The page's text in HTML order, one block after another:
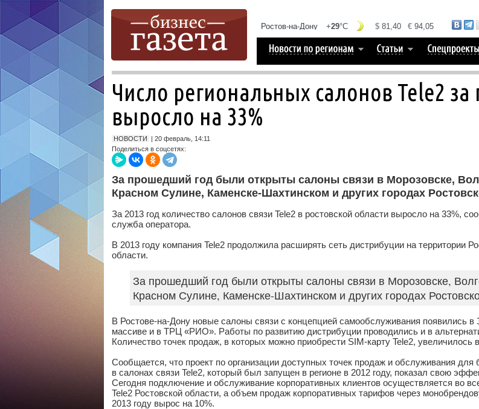
Число региональных салонов Tele2 за
выросло на 33%
НОВОСТИ
| 20 февраль, 14:11
Поделиться в соцсетях:
За прошедший год были открыты салоны связи в Морозовске,
Красном Сулине, Каменске-Шахтинском и других городах
За 2013 год количество салонов связи Tele2 в ростовской области выросло на 33%,
служба оператора.
В 2013 году компания Tele2 продолжила расширять сеть дистрибуции на территории
области.
За прошедший год были открыты салоны связи в Морозовске,
Красном Сулине, Каменске-Шахтинском и других городах
В Ростове-на-Дону новые салоны связи с концепцией самообслуживания появились
массиве и в ТРЦ «РИО». Работы по развитию дистрибуции проводились и в
Количество точек продаж, в которых можно приобрести SIM-карту Tele2, увеличилось
Сообщается, что проект по организации доступных точек продаж и обслуживания для
в салонах связи Tele2, который был запущен в регионе в 2012 году, показал свою
Сегодня подключение и обслуживание корпоративных клиентов осуществляется во
Tele2 Ростовской области, а объем продаж корпоративных тарифов через
2013 году вырос на 10%.